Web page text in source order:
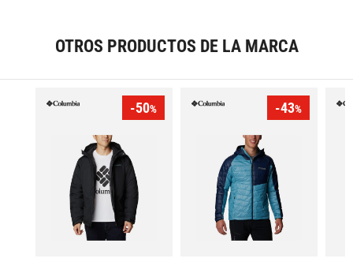
OTROS PRODUCTOS DE LA MARCA
-50% -43%